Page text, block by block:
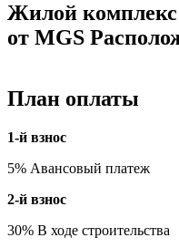
Жилой комплекс
от MGS
План оплаты
1-й взнос
5% Авансовый платеж
2-й взнос
30% В ходе строительства